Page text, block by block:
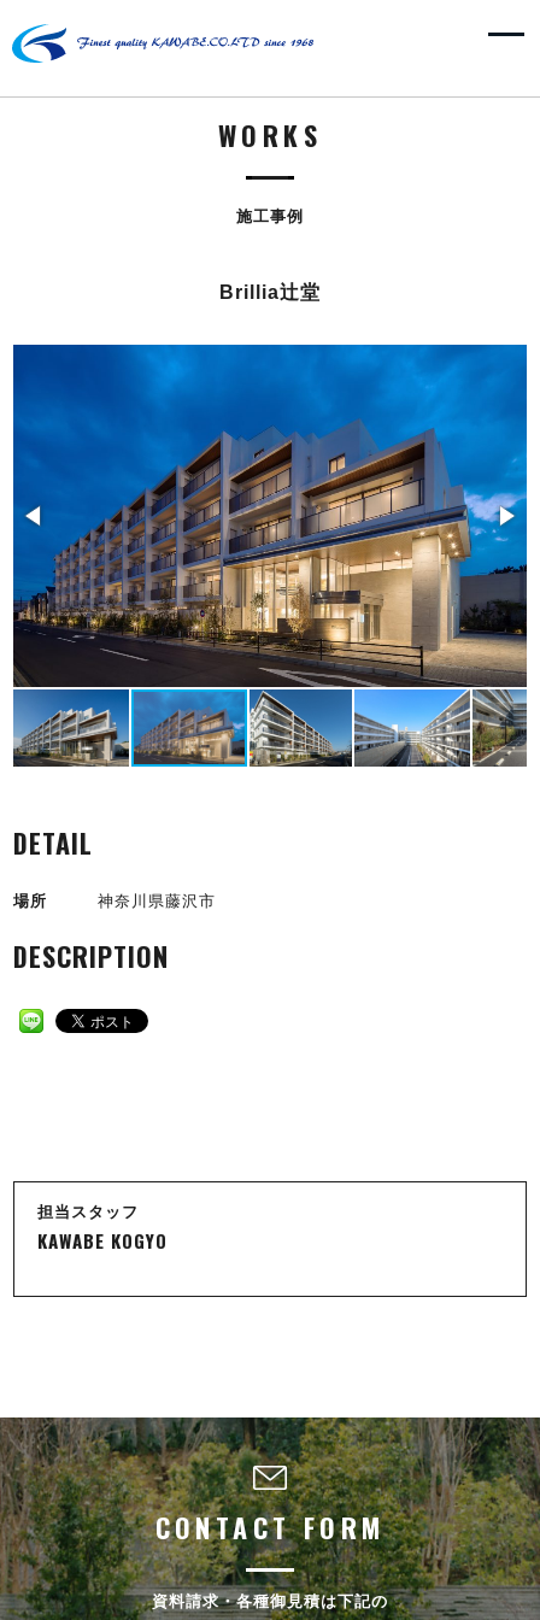
WORKS
施工事例
Brillia辻堂
DETAIL
場所 神奈川県藤沢市
DESCRIPTION
担当スタッフ
KAWABE KOGYO
CONTACT FORM
資料請求・各種御見積は下記の